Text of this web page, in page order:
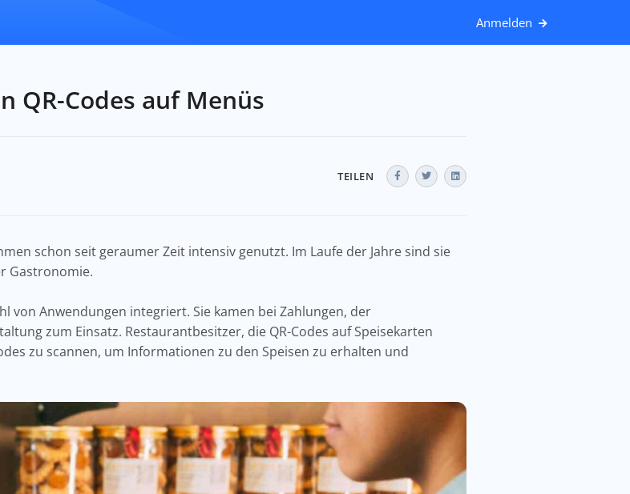
Anmelden
QR-Codes auf Menüs
TEILEN
schon seit geraumer Zeit intensiv genutzt. Im Laufe der Jahre sind sie
Gastronomie.
von Anwendungen integriert. Sie kamen bei Zahlungen, der
zum Einsatz. Restaurantbesitzer, die QR-Codes auf Speisekarten
zu scannen, um Informationen zu den Speisen zu erhalten und